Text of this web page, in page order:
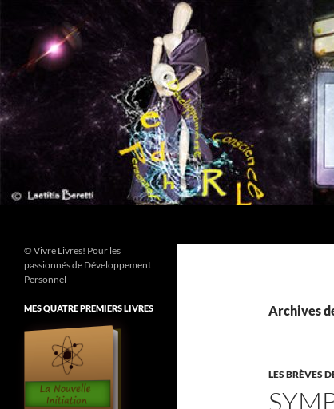
contenu
Archives
LES BRÈVES
© Vivre Livres! Pour les
passionnés de Développement
Personnel
MES QUATRE PREMIERS LIVRES